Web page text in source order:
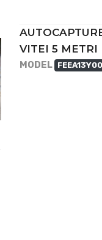
VITEI 5 METRI
MODEL